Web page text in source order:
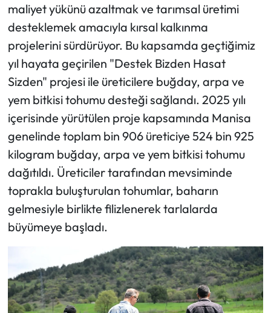
maliyet yükünü azaltmak ve tarımsal üretimi
desteklemek amacıyla kırsal kalkınma
projelerini sürdürüyor. Bu kapsamda geçtiğimiz
yıl hayata geçirilen "Destek Bizden Hasat
Sizden" projesi ile üreticilere buğday, arpa ve
yem bitkisi tohumu desteği sağlandı. 2025 yılı
içerisinde yürütülen proje kapsamında Manisa
genelinde toplam bin 906 üreticiye 524 bin 925
kilogram buğday, arpa ve yem bitkisi tohumu
dağıtıldı. Üreticiler tarafından mevsiminde
toprakla buluşturulan tohumlar, baharın
gelmesiyle birlikte filizlenerek tarlalarda
büyümeye başladı.